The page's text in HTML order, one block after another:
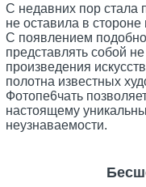
С недавних пор стала
не оставила в стороне
С появлением
представлять собой
произведения
полотна известных
Фотопе6чать
настоящему
неузнаваемости.